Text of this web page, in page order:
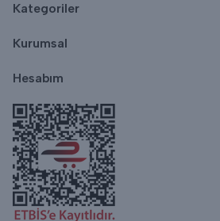
Kategoriler
Kurumsal
Hesabım